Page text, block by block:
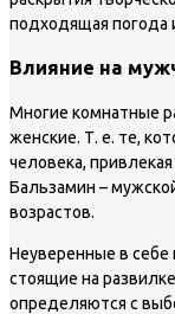
подходящая погода
Влияние на
Многие комнатные
женские. Т. е. те,
человека,
Бальзамин –
возрастов.
Неуверенные в
стоящие на
определяются с